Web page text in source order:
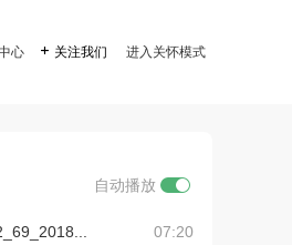
心  关注我们 进入关怀模式
自动播放
07:20